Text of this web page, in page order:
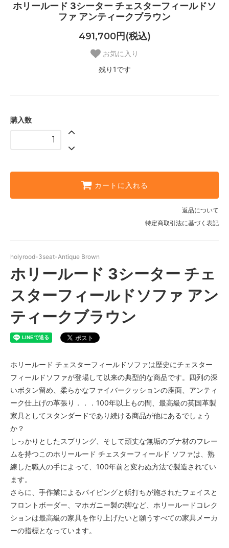
ホリールード 3シーター チェスターフィールドソ
ファ アンティークブラウン
491,700円(税込)
お気に入り
残り1です
購入数
カートに入れる
返品について
特定商取引法に基づく表記
holyrood-3seat-Antique Brown
ホリールード 3シーター チェ
スターフィールドソファ アン
ティークブラウン
ホリールード チェスターフィールドソファは歴史にチェスター
フィールドソファが登場して以来の典型的な商品です。四列の深
いボタン留め、柔らかなファイバークッションの座面、アンティ
ーク仕上げの革張り．．．100年以上もの間、最高級の英国革製
家具としてスタンダードであり続ける商品が他にあるでしょう
か？
しっかりとしたスプリング、そして頑丈な無垢のブナ材のフレー
ムを持つこのホリールード チェスターフィールド ソファは、熟
練した職人の手によって、100年前と変わぬ方法で製造されてい
ます。
さらに、手作業によるパイピングと鋲打ちが施されたフェイスと
フロントボーダー、マホガニー製の脚など、ホリールードコレク
ションは最高級の家具を作り上げたいと願うすべての家具メーカ
ーの指標となっています。